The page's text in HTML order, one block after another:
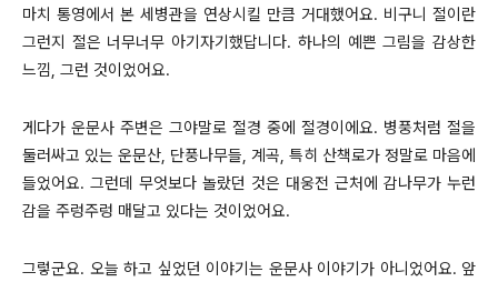
마치 통영에서 본 세병관을 연상시킬 만큼 거대했어요. 비구니 절이란
그런지 절은 너무너무 아기자기했답니다. 하나의 예쁜 그림을 감상한
느낌, 그런 것이었어요.
게다가 운문사 주변은 그야말로 절경 중에 절경이에요. 병풍처럼 절을
둘러싸고 있는 운문산, 단풍나무들, 계곡, 특히 산책로가 정말로 마음에
들었어요. 그런데 무엇보다 놀랐던 것은 대웅전 근처에 감나무가 누런
감을 주렁주렁 매달고 있다는 것이었어요.
그렇군요. 오늘 하고 싶었던 이야기는 운문사 이야기가 아니었어요. 앞